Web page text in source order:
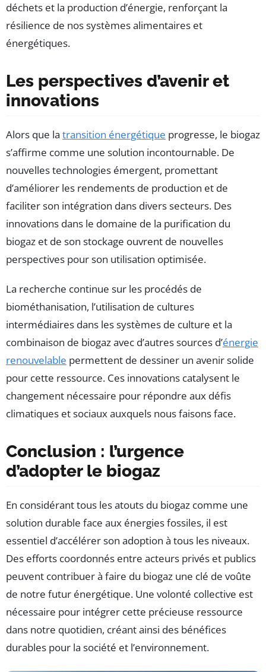
déchets et la production d’énergie, renforçant la
résilience de nos systèmes alimentaires et
énergétiques.
Les perspectives d’avenir et
innovations
Alors que la transition énergétique progresse, le biogaz
s’affirme comme une solution incontournable. De
nouvelles technologies émergent, promettant
d’améliorer les rendements de production et de
faciliter son intégration dans divers secteurs. Des
innovations dans le domaine de la purification du
biogaz et de son stockage ouvrent de nouvelles
perspectives pour son utilisation optimisée.
La recherche continue sur les procédés de
biométhanisation, l’utilisation de cultures
intermédiaires dans les systèmes de culture et la
combinaison de biogaz avec d’autres sources d’énergie
renouvelable permettent de dessiner un avenir solide
pour cette ressource. Ces innovations catalysent le
changement nécessaire pour répondre aux défis
climatiques et sociaux auxquels nous faisons face.
Conclusion : l’urgence
d’adopter le biogaz
En considérant tous les atouts du biogaz comme une
solution durable face aux énergies fossiles, il est
essentiel d’accélérer son adoption à tous les niveaux.
Des efforts coordonnés entre acteurs privés et publics
peuvent contribuer à faire du biogaz une clé de voûte
de notre futur énergétique. Une volonté collective est
nécessaire pour intégrer cette précieuse ressource
dans notre quotidien, créant ainsi des bénéfices
durables pour la société et l’environnement.